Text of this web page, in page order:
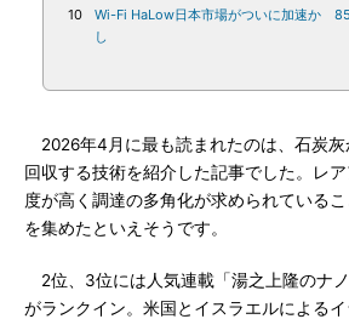
10
Wi-Fi HaLow日本市場がついに加速か
し
2026年4月に最も読まれたのは、石炭灰
回収する技術を紹介した記事でした。レ
度が高く調達の多角化が求められている
を集めたといえそうです。
2位、3位には人気連載「湯之上隆のナ
がランクイン。米国とイスラエルによる